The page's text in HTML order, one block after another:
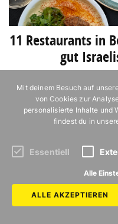
11 Restaurants in
gut
11 Restaurants in Berlin, in
richtig gut Türkisch essen
Mit deinem Besuch auf
von Cookies zur
personalisierte Inhalte und
findest du in
Essentiell
Alle
ALLE AKZEPTIEREN